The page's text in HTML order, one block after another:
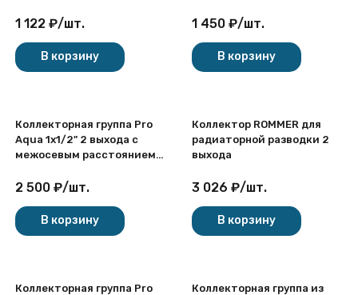
1 122 ₽/шт.
В корзину
1 450 ₽/шт.
В корзину
Коллекторная группа Pro
Aqua 1х1/2" 2 выхода с
межосевым расстоянием
2 500 ₽/шт.
В корзину
Коллектор ROMMER для
радиаторной разводки 2
выхода
3 026 ₽/шт.
В корзину
Коллекторная группа Pro
Коллекторная группа из